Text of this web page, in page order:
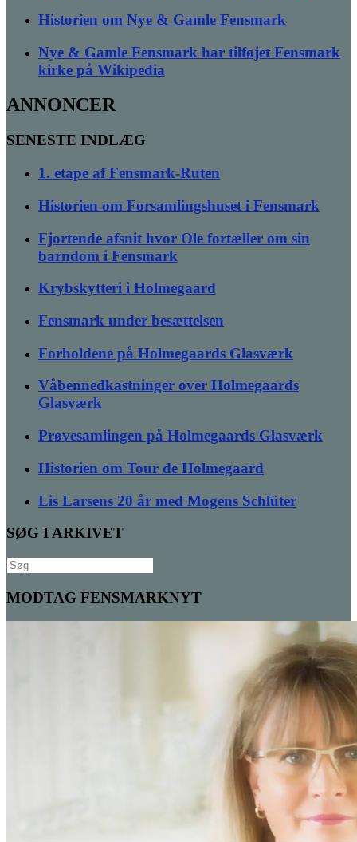
Historien om Nye & Gamle Fensmark
Nye & Gamle Fensmark har tilføjet Fensmark
kirke på Wikipedia
ANNONCER
SENESTE INDLÆG
1. etape af Fensmark-Ruten
Historien om Forsamlingshuset i Fensmark
Fjortende afsnit hvor Ole fortæller om sin
barndom i Fensmark
Krybskytteri i Holmegaard
Fensmark under besættelsen
Forholdene på Holmegaards Glasværk
Våbennedkastninger over Holmegaards
Glasværk
Prøvesamlingen på Holmegaards Glasværk
Historien om Tour de Holmegaard
Lis Larsens 20 år med Mogens Schlüter
SØG I ARKIVET
Søg
efter:
MODTAG FENSMARKNYT